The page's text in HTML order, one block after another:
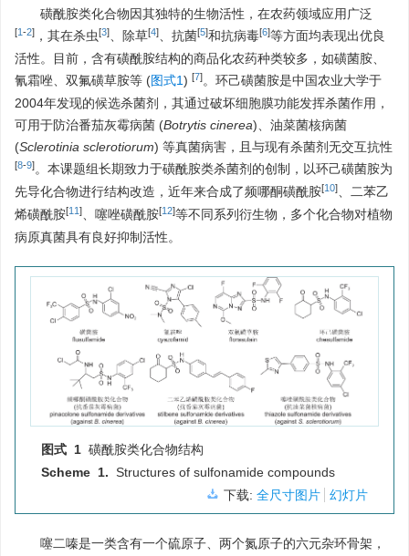
磺酰胺类化合物因其独特的生物活性，在农药领域应用广泛
[1-2] ，其在杀虫[3] 、除草[4] 、抗菌[5]和抗病毒[6]等方面均表现出优良
活性。目前，含有磺酰胺结构的商品化农药种类较多，如磺菌胺、
氰霜唑、双氟磺草胺等 (图式1) [7]。环己磺菌胺是中国农业大学于
2004年发现的候选杀菌剂，其通过破坏细胞膜功能发挥杀菌作用，
可用于防治番茄灰霉病菌 (Botrytis cinerea)、油菜菌核病菌
(Sclerotinia sclerotiorum) 等真菌病害，且与现有杀菌剂无交互抗性
[8-9]。本课题组长期致力于磺酰胺类杀菌剂的创制，以环己磺菌胺为
先导化合物进行结构改造，近年来合成了频哪酮磺酰胺[10]
、二苯乙
烯磺酰胺[11] 、噻唑磺酰胺[12]等不同系列衍生物，多个化合物对植物
病原真菌具有良好抑制活性。
图式 1 磺酰胺类化合物结构
Scheme 1. Structures of sulfonamide compounds
下载: 全尺寸图片 幻灯片
噻二嗪是一类含有一个硫原子、两个氮原子的六元杂环骨架，